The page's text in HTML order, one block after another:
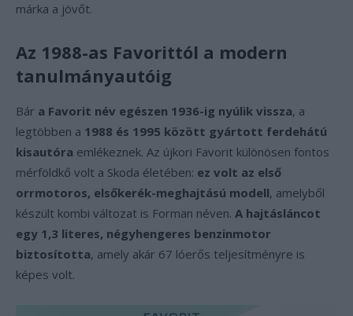
márka a jövőt.
Az 1988-as Favorittól a modern
tanulmányautóig
Bár a Favorit név egészen 1936-ig nyúlik vissza, a
legtöbben a 1988 és 1995 között gyártott ferdehátú
kisautóra emlékeznek. Az újkori Favorit különösen fontos
mérföldkő volt a Skoda életében: ez volt az első
orrmotoros, elsőkerék-meghajtású modell, amelyből
készült kombi változat is Forman néven. A hajtásláncot
egy 1,3 literes, négyhengeres benzinmotor
biztosította, amely akár 67 lóerős teljesítményre is
képes volt.